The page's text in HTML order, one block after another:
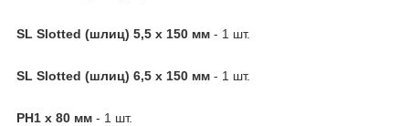
SL Slotted (шлиц) 5,5 x 150 мм - 1 шт.
SL Slotted (шлиц) 6,5 x 150 мм - 1 шт.
PH1 x 80 мм - 1 шт.